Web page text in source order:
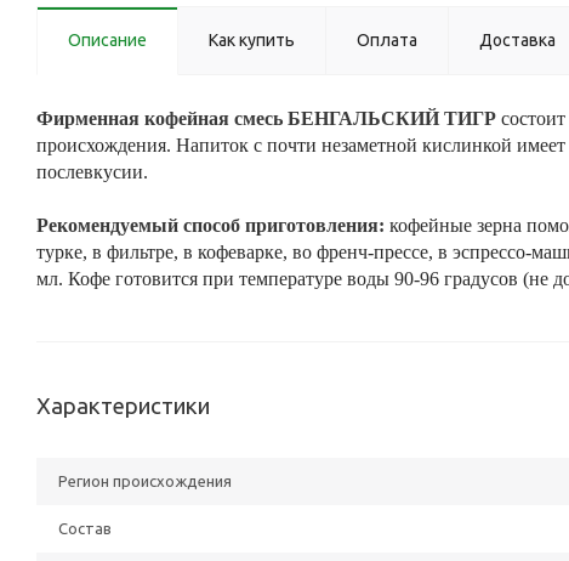
Описание Как купить Оплата Доставка
Фирменная кофейная смесь БЕНГАЛЬСКИЙ ТИГР
происхождения. Напиток с почти незаметной кислинкой
послевкусии.
Рекомендуемый способ приготовления: кофейные зерна
турке, в фильтре, в кофеварке, во френч-прессе, в эспрессо-
мл. Кофе готовится при температуре воды 90-96 градусов (не
Характеристики
Регион происхождения
Состав